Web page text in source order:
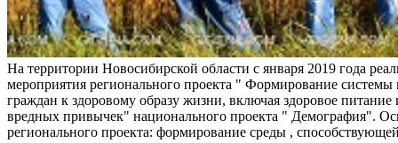
На территории Новосибирской области с января 2019 года
мероприятия регионального проекта " Формирование
граждан к здоровому образу жизни, включая здоровое питание
вредных привычек" национального проекта " Демография".
регионального проекта: формирование среды ,